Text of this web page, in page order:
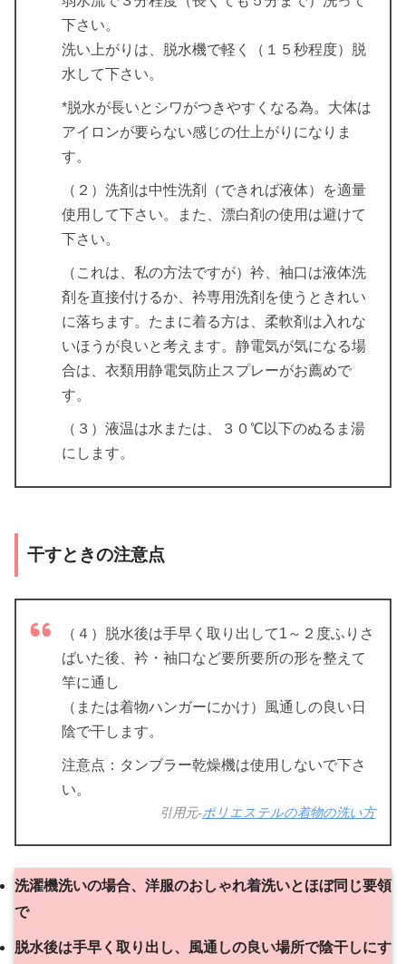
下さい。
洗い上がりは、脱水機で軽く（１５秒程度）脱
水して下さい。
*脱水が長いとシワがつきやすくなる為。大体は
アイロンが要らない感じの仕上がりになりま
す。
（２）洗剤は中性洗剤（できれば液体）を適量
使用して下さい。また、漂白剤の使用は避けて
下さい。
（これは、私の方法ですが）衿、袖口は液体洗
剤を直接付けるか、衿専用洗剤を使うときれい
に落ちます。たまに着る方は、柔軟剤は入れな
いほうが良いと考えます。静電気が気になる場
合は、衣類用静電気防止スプレーがお薦めで
す。
（３）液温は水または、３０℃以下のぬるま湯
にします。
干すときの注意点
（４）脱水後は手早く取り出して1～２度ふりさ
ばいた後、衿・袖口など要所要所の形を整えて
竿に通し
（または着物ハンガーにかけ）風通しの良い日
陰で干します。
注意点：タンブラー乾燥機は使用しないで下さ
い。
引用元-ポリエステルの着物の洗い方
洗濯機洗いの場合、洋服のおしゃれ着洗いとほぼ同じ要領
で
脱水後は手早く取り出し、風通しの良い場所で陰干しにす